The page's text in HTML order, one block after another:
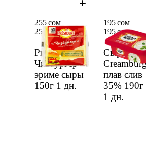
Prezident
Чизбургер
эриме сыры
150г 1 дн.
255 сом
255 сом
Сыр
плав слив
35% 190г
1 дн.
195 сом
195 сом